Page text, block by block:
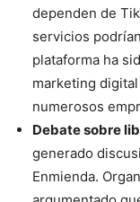
dependen de
servicios
plataforma ha
marketing
numerosos
Debate sobre
generado
Enmienda.